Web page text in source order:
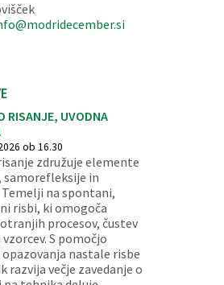
RISANJE, UVODNA
ob 16.30
združuje elemente
in
na spontani,
risbi, ki omogoča
procesov, čustev
S pomočjo
nastale risbe
razvija večje zavedanje o